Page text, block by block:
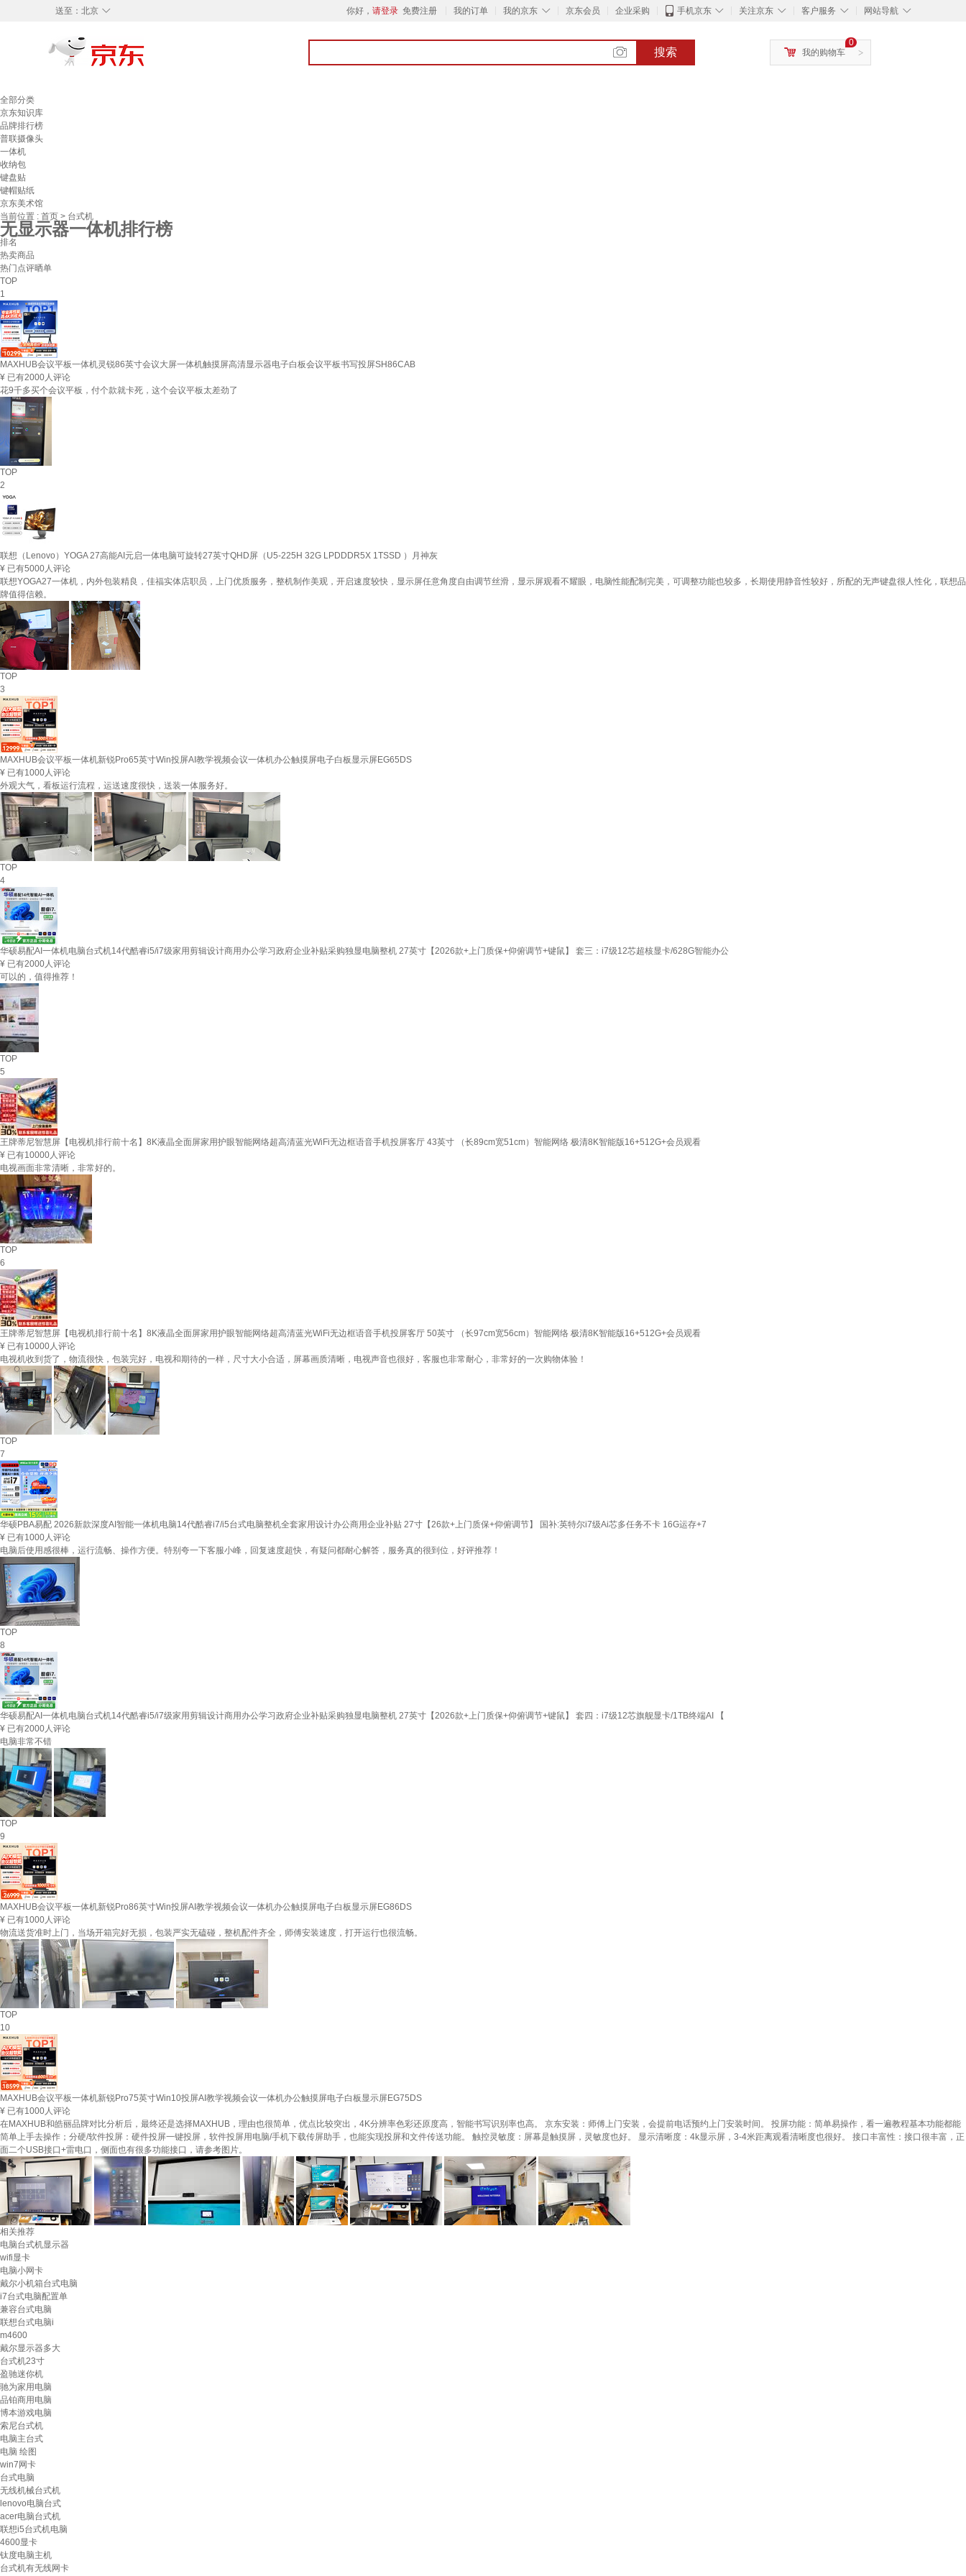
◇
送至： 北京 你好， 请登录 免费注册 我的订单 ◇
我的京东 京东会员 企业采购 ◇
手机京东 ◇
关注京东 ◇
客户服务 ◇
网站导航
搜索 >
0
我的购物车
全部分类
京东知识库
品牌排行榜
普联摄像头
一体机
收纳包
键盘贴
键帽贴纸
京东美术馆
当前位置 : 首页 > 台式机
无显示器一体机排行榜
排名
热卖商品
热门点评晒单
TOP
1
MAXHUB会议平板一体机灵锐86英寸会议大屏一体机触摸屏高清显示器电子白板会议平板书写投屏SH86CAB
¥ 已有2000人评论
花9千多买个会议平板，付个款就卡死，这个会议平板太差劲了
TOP
2
联想（Lenovo）YOGA 27高能AI元启一体电脑可旋转27英寸QHD屏（U5-225H 32G LPDDDR5X 1TSSD ）月神灰
¥ 已有5000人评论
联想YOGA27一体机，内外包装精良，佳福实体店职员，上门优质服务，整机制作美观，开启速度较快，显示屏任意角度自由调节丝滑，显示屏观看不耀眼，电脑性能配制完美，可调整功能也较多，长期使用静音性较好，所配的无声键盘很人性化，联想品
牌值得信赖。
TOP
3
MAXHUB会议平板一体机新锐Pro65英寸Win投屏AI教学视频会议一体机办公触摸屏电子白板显示屏EG65DS
¥ 已有1000人评论
外观大气，看板运行流程，运送速度很快，送装一体服务好。
TOP
4
华硕易配AI一体机电脑台式机14代酷睿i5/i7级家用剪辑设计商用办公学习政府企业补贴采购独显电脑整机 27英寸【2026款+上门质保+仰俯调节+键鼠】 套三：i7级12芯超核显卡/628G智能办公
¥ 已有2000人评论
可以的，值得推荐！
TOP
5
王牌蒂尼智慧屏【电视机排行前十名】8K液晶全面屏家用护眼智能网络超高清蓝光WiFi无边框语音手机投屏客厅 43英寸 （长89cm宽51cm）智能网络 极清8K智能版16+512G+会员观看
¥ 已有10000人评论
电视画面非常清晰，非常好的。
TOP
6
王牌蒂尼智慧屏【电视机排行前十名】8K液晶全面屏家用护眼智能网络超高清蓝光WiFi无边框语音手机投屏客厅 50英寸 （长97cm宽56cm）智能网络 极清8K智能版16+512G+会员观看
¥ 已有10000人评论
电视机收到货了，物流很快，包装完好，电视和期待的一样，尺寸大小合适，屏幕画质清晰，电视声音也很好，客服也非常耐心，非常好的一次购物体验！
TOP
7
华硕PBA易配 2026新款深度AI智能一体机电脑14代酷睿i7/i5台式电脑整机全套家用设计办公商用企业补贴 27寸【26款+上门质保+仰俯调节】 国补:英特尔i7级Ai芯多任务不卡 16G运存+7
¥ 已有1000人评论
电脑后使用感很棒，运行流畅、操作方便。特别夸一下客服小峰，回复速度超快，有疑问都耐心解答，服务真的很到位，好评推荐！
TOP
8
华硕易配AI一体机电脑台式机14代酷睿i5/i7级家用剪辑设计商用办公学习政府企业补贴采购独显电脑整机 27英寸【2026款+上门质保+仰俯调节+键鼠】 套四：i7级12芯旗舰显卡/1TB终端AI 【
¥ 已有2000人评论
电脑非常不错
TOP
9
MAXHUB会议平板一体机新锐Pro86英寸Win投屏AI教学视频会议一体机办公触摸屏电子白板显示屏EG86DS
¥ 已有1000人评论
物流送货准时上门，当场开箱完好无损，包装严实无磕碰，整机配件齐全，师傅安装速度，打开运行也很流畅。
TOP
10
MAXHUB会议平板一体机新锐Pro75英寸Win10投屏AI教学视频会议一体机办公触摸屏电子白板显示屏EG75DS
¥ 已有1000人评论
在MAXHUB和皓丽品牌对比分析后，最终还是选择MAXHUB，理由也很简单，优点比较突出，4K分辨率色彩还原度高，智能书写识别率也高。 京东安装：师傅上门安装，会提前电话预约上门安装时间。 投屏功能：简单易操作，看一遍教程基本功能都能
简单上手去操作；分硬/软件投屏：硬件投屏一键投屏，软件投屏用电脑/手机下载传屏助手，也能实现投屏和文件传送功能。 触控灵敏度：屏幕是触摸屏，灵敏度也好。 显示清晰度：4k显示屏，3-4米距离观看清晰度也很好。 接口丰富性：接口很丰富，正
面二个USB接口+雷电口，侧面也有很多功能接口，请参考图片。
相关推荐
电脑台式机显示器
wifi显卡
电脑小网卡
戴尔小机箱台式电脑
i7台式电脑配置单
兼容台式电脑
联想台式电脑i
m4600
戴尔显示器多大
台式机23寸
盈驰迷你机
驰为家用电脑
品铂商用电脑
博本游戏电脑
索尼台式机
电脑主台式
电脑 绘图
win7网卡
台式电脑
无线机械台式机
lenovo电脑台式
acer电脑台式机
联想i5台式机电脑
4600显卡
钛度电脑主机
台式机有无线网卡